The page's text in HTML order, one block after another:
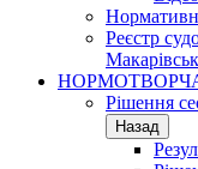
Реєстр
Рішення
Назад